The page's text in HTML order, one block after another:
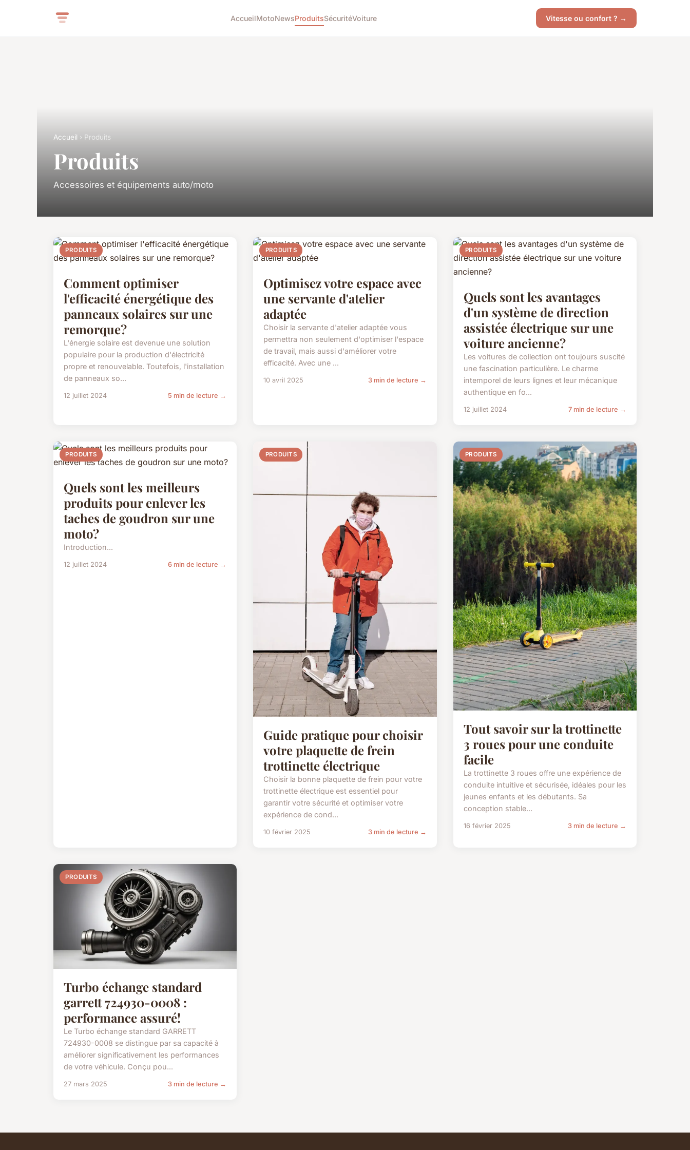
AccueilMotoNewsProduitsSécuritéVoiture Vitesse ou confort ? →
Accueil › Produits
Produits
Accessoires et équipements auto/moto
PRODUITS
Comment optimiser
l'efficacité énergétique des
panneaux solaires sur une
remorque?
L'énergie solaire est devenue une solution
populaire pour la production d'électricité
propre et renouvelable. Toutefois, l'installation
de panneaux so...
12 juillet 2024 5 min de lecture →
PRODUITS
Optimisez votre espace avec
une servante d'atelier
adaptée
Choisir la servante d'atelier adaptée vous
permettra non seulement d'optimiser l'espace
de travail, mais aussi d'améliorer votre
efficacité. Avec une ...
10 avril 2025 3 min de lecture →
PRODUITS
Quels sont les avantages
d'un système de direction
assistée électrique sur une
voiture ancienne?
Les voitures de collection ont toujours suscité
une fascination particulière. Le charme
intemporel de leurs lignes et leur mécanique
authentique en fo...
12 juillet 2024 7 min de lecture →
PRODUITS
Quels sont les meilleurs
produits pour enlever les
taches de goudron sur une
moto?
Introduction...
12 juillet 2024 6 min de lecture →
PRODUITS
Guide pratique pour choisir
votre plaquette de frein
trottinette électrique
Choisir la bonne plaquette de frein pour votre
trottinette électrique est essentiel pour
garantir votre sécurité et optimiser votre
expérience de cond...
10 février 2025 3 min de lecture →
PRODUITS
Tout savoir sur la trottinette
3 roues pour une conduite
facile
La trottinette 3 roues offre une expérience de
conduite intuitive et sécurisée, idéales pour les
jeunes enfants et les débutants. Sa
conception stable...
16 février 2025 3 min de lecture →
PRODUITS
Turbo échange standard
garrett 724930-0008 :
performance assuré!
Le Turbo échange standard GARRETT
724930-0008 se distingue par sa capacité à
améliorer significativement les performances
de votre véhicule. Conçu pou...
27 mars 2025 3 min de lecture →